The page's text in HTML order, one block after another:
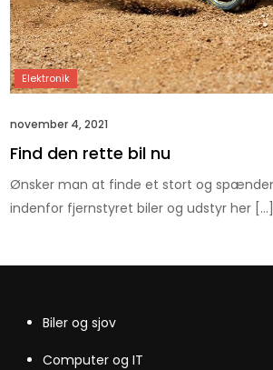
november 4, 2021
Find den rette bil nu
Ønsker man at finde et stort og
indenfor fjernstyret biler og udstyr her […]
Biler og sjov
Computer og IT